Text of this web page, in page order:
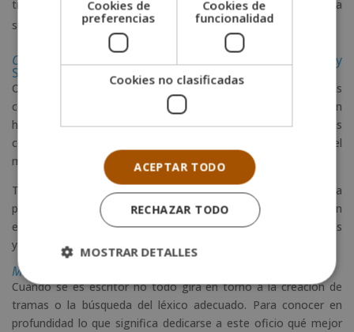
transformado y con un conocimiento o poder que beneficia a
su comunidad.
Cómo no escribir una novela, de Howard Mittelmark y
Sandra Newman
Otra forma de aprender a escribir es conocer cuáles son las
cosas que no se deben hacer. Para ello Mittelmark y Newman
han creado este manual en el que exploran los errores más
comunes. Avalan sus conocimientos años de experiencia en el
mundo editorial.
Todos los primerizos que temen echarse a escribir y meter la
pata tienen razón: ¡ni más ni menos que
200 errores
han
encontrado los autores! Solo hay una forma de evitarlos todos
y no crear una novela digna de un novato, ¡a leer se ha dicho!
Mientras escribo
Cuando se es escritor no todo gira en torno a la creación de
tramas o la búsqueda del léxico adecuado. Para conocer en
profundidad lo que significa dedicarse a este oficio qué mejor
Cookies de
preferencias
Cookies de
funcionalidad
Cookies no clasificadas
ACEPTAR TODO
RECHAZAR TODO
MOSTRAR DETALLES